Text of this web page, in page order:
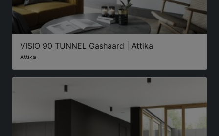
VISIO 90 TUNNEL Gashaard | Attika
Attika